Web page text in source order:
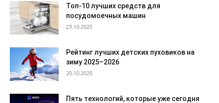
Топ-10 лучших средств для
посудомоечных машин
23.10.2025
Рейтинг лучших детских пуховиков на
зиму 2025–2026
20.10.2025
Пять технологий, которые уже сегодня